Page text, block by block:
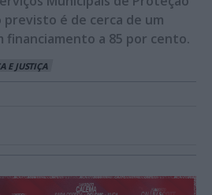
é de cerca de um
financiamento a 85 por cento.
E JUSTIÇA